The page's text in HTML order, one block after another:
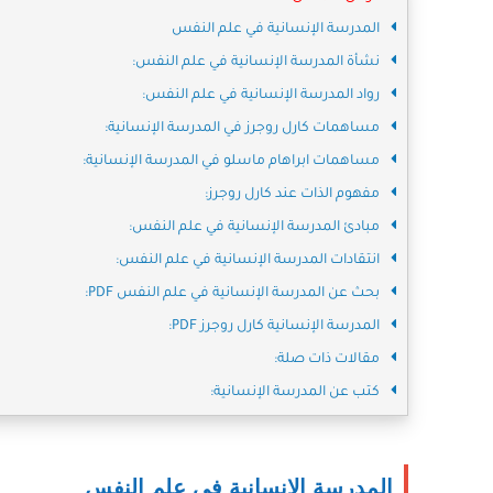
المدرسة الإنسانية في علم النفس
نشأة المدرسة الإنسانية في علم النفس:
رواد المدرسة الإنسانية في علم النفس:
مساهمات كارل روجرز في المدرسة الإنسانية:
مساهمات ابراهام ماسلو في المدرسة الإنسانية:
مفهوم الذات عند كارل روجرز:
مبادئ المدرسة الإنسانية في علم النفس:
انتقادات المدرسة الإنسانية في علم النفس:
بحث عن المدرسة الإنسانية في علم النفس PDF:
المدرسة الإنسانية كارل روجرز PDF:
مقالات ذات صلة:
كتب عن المدرسة الإنسانية:
المدرسة الإنسانية في علم النفس